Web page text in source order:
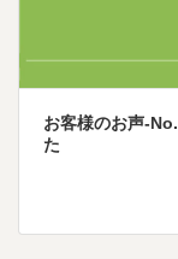
お客様のお声-
た